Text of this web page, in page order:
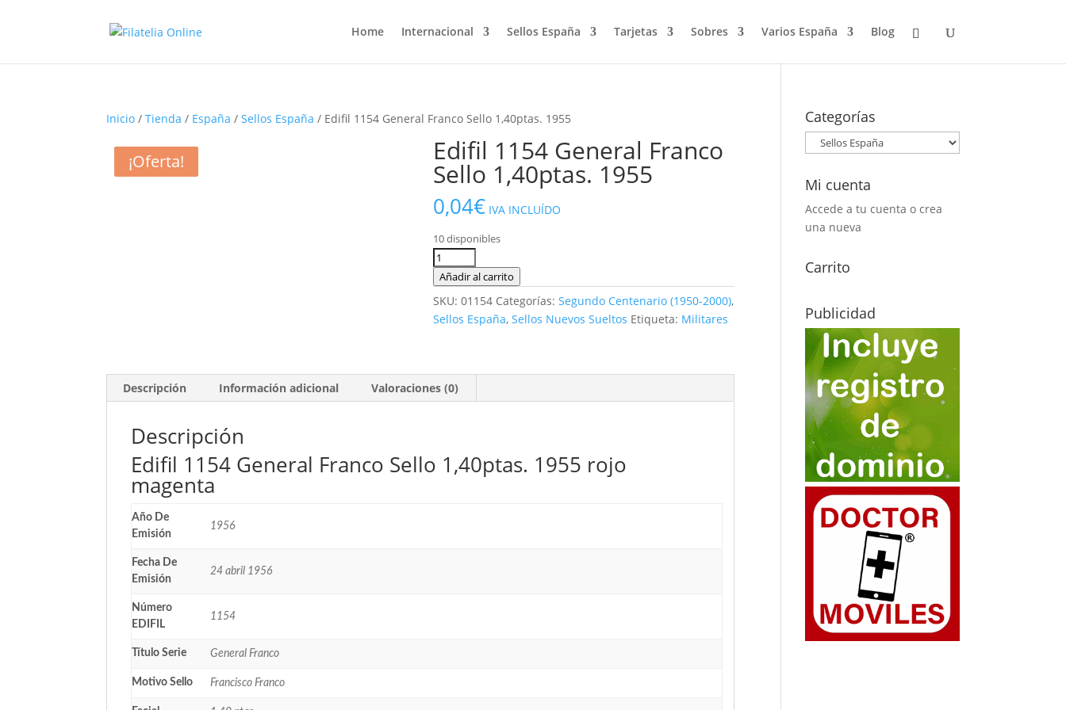
Home Internacional Sellos España Tarjetas Sobres Varios España Blog
Inicio /Tienda / España /Sellos España / Edifil 1154 General Franco Sello 1,40ptas. 1955
Edifil 1154 General Franco
Sello 1,40ptas. 1955
0,04€ IVA INCLUÍDO
10 disponibles
Edifil
1154
Franco
cantidad
Añadir al carrito
SKU:01154 Categorías:Segundo Centenario (1950-2000),
Sellos España,Sellos Nuevos Sueltos Etiqueta: Militares
Descripción Información adicional Valoraciones (0)
Descripción
Edifil 1154 General Franco Sello 1,40ptas. 1955 rojo
magenta
Año De
Emisión
1956
Fecha De
Emisión
24 abril 1956
Número
EDIFIL
1154
Título Serie General Franco
Motivo Sello Francisco Franco
¡Oferta!
¡Oferta!
Categorías
Mi cuenta
Accede a tu cuenta o crea
una nueva
Carrito
Publicidad